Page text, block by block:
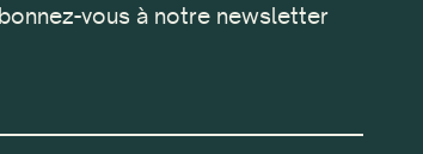
vous à notre newsletter